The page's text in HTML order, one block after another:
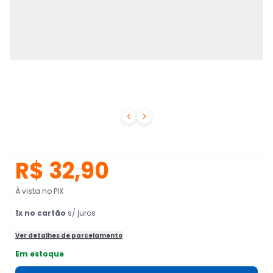
 
R$ 32,90
À vista no PIX
1x no cartão s/ juros
Ver detalhes de parcelamento
Em estoque